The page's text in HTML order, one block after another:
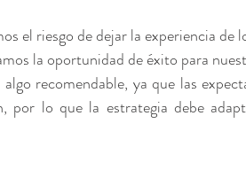
el riesgo de dejar la experiencia de
la oportunidad de éxito para
recomendable, ya que las
por lo que la estrategia debe